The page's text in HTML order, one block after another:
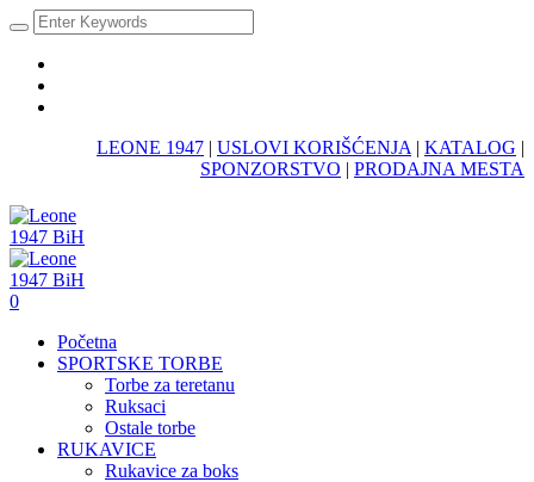
LEONE 1947 | USLOVI KORIŠĆENJA | KATALOG |
SPONZORSTVO | PRODAJNA MESTA
0
Početna
SPORTSKE TORBE
Torbe za teretanu
Ruksaci
Ostale torbe
RUKAVICE
Rukavice za boks